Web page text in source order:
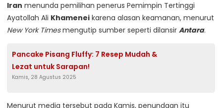
Iran menunda pemilihan penerus Pemimpin Tertinggi
Ayatollah Ali Khamenei karena alasan keamanan, menurut
New York Timesmengutip sumber seperti dilansir Antara.
Pancake Pisang Fluffy: 7 Resep Mudah &
Lezat untuk Sarapan!
Kamis, 28 Agustus 2025
Menurut media tersebut pada Kamis, penundaan itu